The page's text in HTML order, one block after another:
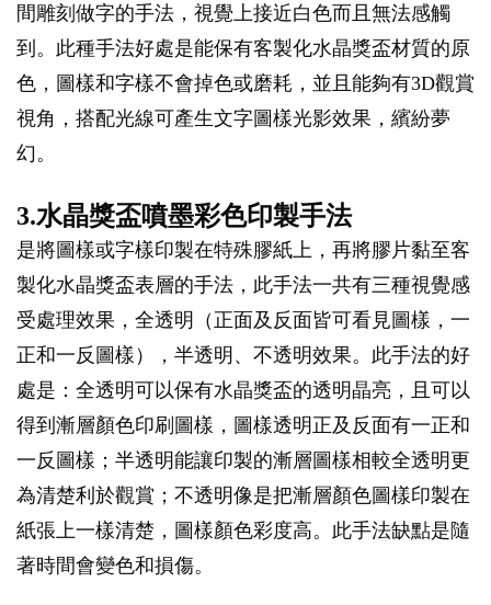
間雕刻做字的手法，視覺上接近白色而且無法感觸
到。此種手法好處是能保有客製化水晶獎盃材質的原
色，圖樣和字樣不會掉色或磨耗，並且能夠有3D觀賞
視角，搭配光線可產生文字圖樣光影效果，繽紛夢
幻。
3.水晶獎盃噴墨彩色印製手法
是將圖樣或字樣印製在特殊膠紙上，再將膠片黏至客
製化水晶獎盃表層的手法，此手法一共有三種視覺感
受處理效果，全透明（正面及反面皆可看見圖樣，一
正和一反圖樣），半透明、不透明效果。此手法的好
處是：全透明可以保有水晶獎盃的透明晶亮，且可以
得到漸層顏色印刷圖樣，圖樣透明正及反面有一正和
一反圖樣；半透明能讓印製的漸層圖樣相較全透明更
為清楚利於觀賞；不透明像是把漸層顏色圖樣印製在
紙張上一樣清楚，圖樣顏色彩度高。此手法缺點是隨
著時間會變色和損傷。